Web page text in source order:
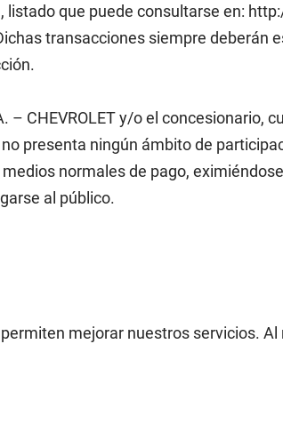
listado que puede consultarse en:
transacciones siempre
– CHEVROLET y/o el
presenta ningún ámbito de
normales de pago,
al público.
mejorar nuestros servicios.